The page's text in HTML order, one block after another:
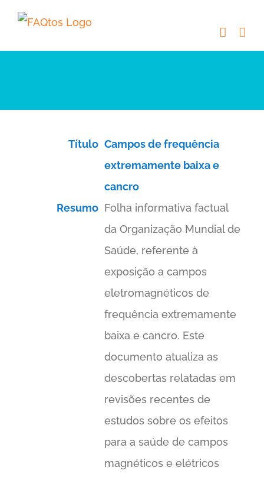
Skip
content
Título Campos de frequência
extremamente baixa e
cancro
Resumo Folha informativa factual
da Organização Mundial de
Saúde, referente à
exposição a campos
eletromagnéticos de
frequência extremamente
baixa e cancro. Este
documento atualiza as
descobertas relatadas em
revisões recentes de
estudos sobre os efeitos
para a saúde de campos
magnéticos e elétricos